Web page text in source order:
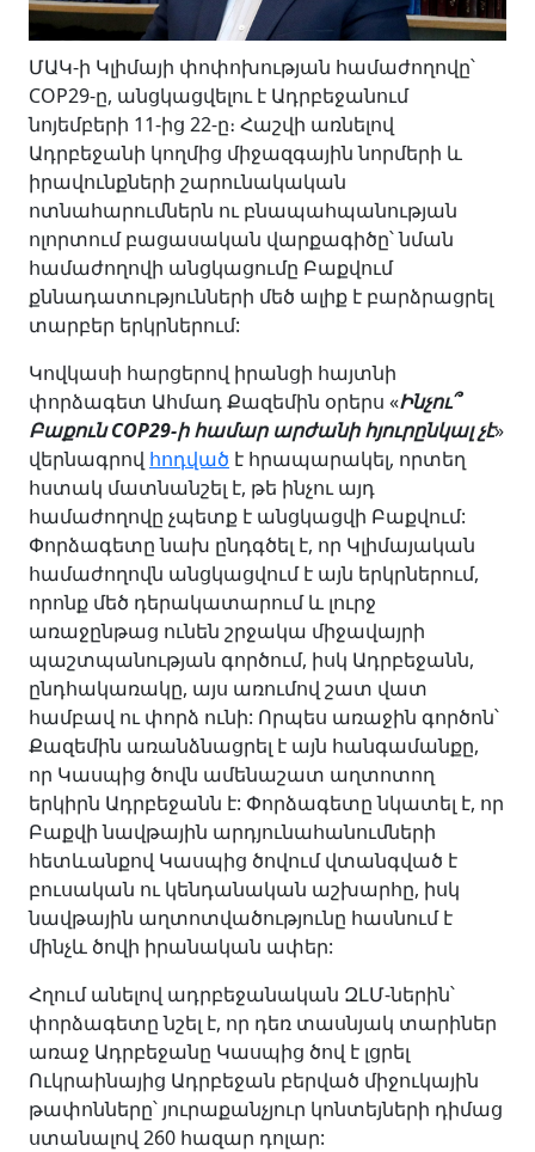
ՄԱԿ-ի Կլիմայի փոփոխության համաժողովը՝
COP29-ը, անցկացվելու է Ադրբեջանում
նոյեմբերի 11-ից 22-ը։ Հաշվի առնելով
Ադրբեջանի կողմից միջազգային նորմերի և
իրավունքների շարունակական
ոտնահարումներն ու բնապահպանության
ոլորտում բացասական վարքագիծը՝ նման
համաժողովի անցկացումը Բաքվում
քննադատությունների մեծ ալիք է բարձրացրել
տարբեր երկրներում:
Կովկասի հարցերով իրանցի հայտնի
փորձագետ Ահմադ Քազեմին օրերս «Ինչու՞
Բաքուն COP29-ի համար արժանի հյուրընկալ չէ»
վերնագրով հոդված է հրապարակել, որտեղ
հստակ մատնանշել է, թե ինչու այդ
համաժողովը չպետք է անցկացվի Բաքվում:
Փորձագետը նախ ընդգծել է, որ Կլիմայական
համաժողովն անցկացվում է այն երկրներում,
որոնք մեծ դերակատարում և լուրջ
առաջընթաց ունեն շրջակա միջավայրի
պաշտպանության գործում, իսկ Ադրբեջանն,
ընդհակառակը, այս առումով շատ վատ
համբավ ու փորձ ունի: Որպես առաջին գործոն՝
Քազեմին առանձնացրել է այն հանգամանքը,
որ Կասպից ծովն ամենաշատ աղտոտող
երկիրն Ադրբեջանն է: Փորձագետը նկատել է, որ
Բաքվի նավթային արդյունահանումների
հետևանքով Կասպից ծովում վտանգված է
բուսական ու կենդանական աշխարհը, իսկ
նավթային աղտոտվածությունը հասնում է
մինչև ծովի իրանական ափեր:
Հղում անելով ադրբեջանական ԶԼՄ-ներին՝
փորձագետը նշել է, որ դեռ տասնյակ տարիներ
առաջ Ադրբեջանը Կասպից ծով է լցրել
Ուկրաինայից Ադրբեջան բերված միջուկային
թափոնները՝ յուրաքանչյուր կոնտեյների դիմաց
ստանալով 260 հազար դոլար: